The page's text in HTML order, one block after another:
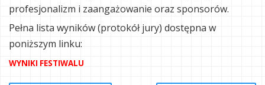
profesjonalizm i zaangażowanie oraz sponsorów.
Pełna lista wyników (protokół jury) dostępna w
poniższym linku:
WYNIKI FESTIWALU